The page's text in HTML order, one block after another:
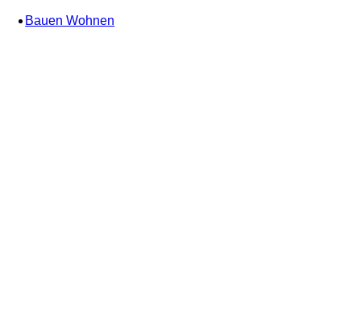
Bauen Wohnen